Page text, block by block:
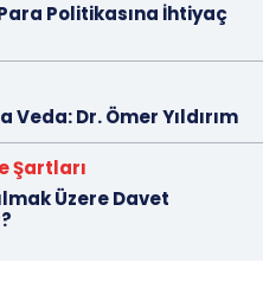
Politikasına İhtiyaç
Dr. Ömer Yıldırım
Şartları
Üzere Davet